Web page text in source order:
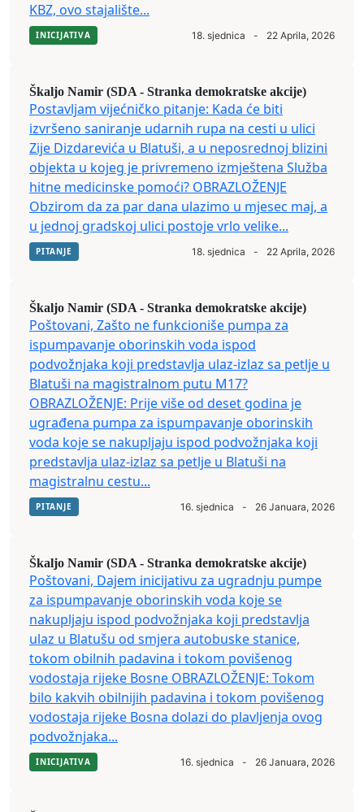
KBZ, ovo stajalište...
INICIJATIVA 18. sjednica - 22 Aprila, 2026
Škaljo Namir (SDA - Stranka demokratske akcije)
Postavljam vijećničko pitanje: Kada će biti
izvršeno saniranje udarnih rupa na cesti u ulici
Zije Dizdarevića u Blatuši, a u neposrednoj blizini
objekta u kojeg je privremeno izmještena Služba
hitne medicinske pomoći? OBRAZLOŽENJE
Obzirom da za par dana ulazimo u mjesec maj, a
u jednoj gradskoj ulici postoje vrlo velike...
PITANJE 18. sjednica - 22 Aprila, 2026
Škaljo Namir (SDA - Stranka demokratske akcije)
Poštovani, Zašto ne funkcioniše pumpa za
ispumpavanje oborinskih voda ispod
podvožnjaka koji predstavlja ulaz-izlaz sa petlje u
Blatuši na magistralnom putu M17?
OBRAZLOŽENJE: Prije više od deset godina je
ugrađena pumpa za ispumpavanje oborinskih
voda koje se nakupljaju ispod podvožnjaka koji
predstavlja ulaz-izlaz sa petlje u Blatuši na
magistralnu cestu...
PITANJE 16. sjednica - 26 Januara, 2026
Škaljo Namir (SDA - Stranka demokratske akcije)
Poštovani, Dajem inicijativu za ugradnju pumpe
za ispumpavanje oborinskih voda koje se
nakupljaju ispod podvožnjaka koji predstavlja
ulaz u Blatušu od smjera autobuske stanice,
tokom obilnih padavina i tokom povišenog
vodostaja rijeke Bosne OBRAZLOŽENJE: Tokom
bilo kakvih obilnijih padavina i tokom povišenog
vodostaja rijeke Bosna dolazi do plavljenja ovog
podvožnjaka...
INICIJATIVA 16. sjednica - 26 Januara, 2026